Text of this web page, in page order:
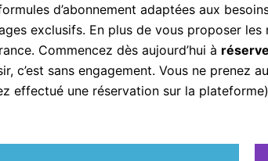
d’abonnement adaptées aux
exclusifs. En plus de vous proposer
Commencez dès aujourd’hui à
c’est sans engagement. Vous ne
effectué une réservation sur la